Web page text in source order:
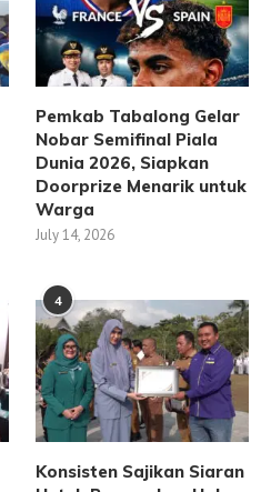
Pemkab Tabalong Gelar
Nobar Semifinal Piala
Dunia 2026, Siapkan
Doorprize Menarik untuk
Warga
July 14, 2026
4
Konsisten Sajikan Siaran